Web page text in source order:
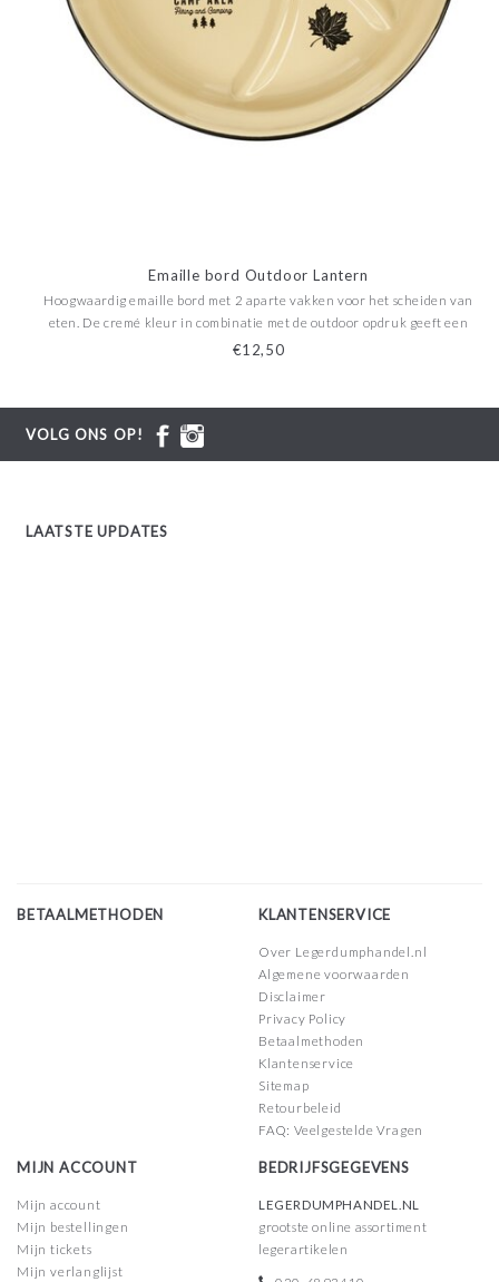
Emaille bord Outdoor Lantern
Hoogwaardig emaille bord met 2 aparte vakken voor het scheiden van
eten. De cremé kleur in combinatie met de outdoor opdruk geeft een
prachtige uitstraling en past helemaal thuis in de outdoor scene. Leuk
€12,50
VOLG ONS OP!
LAATSTE UPDATES
BETAALMETHODEN KLANTENSERVICE
Over Legerdumphandel.nl
Algemene voorwaarden
Disclaimer
Privacy Policy
Betaalmethoden
Klantenservice
Sitemap
Retourbeleid
FAQ: Veelgestelde Vragen
MIJN ACCOUNT
Mijn account
Mijn bestellingen
Mijn tickets
Mijn verlanglijst
BEDRIJFSGEGEVENS
LEGERDUMPHANDEL.NL
grootste online assortiment
legerartikelen